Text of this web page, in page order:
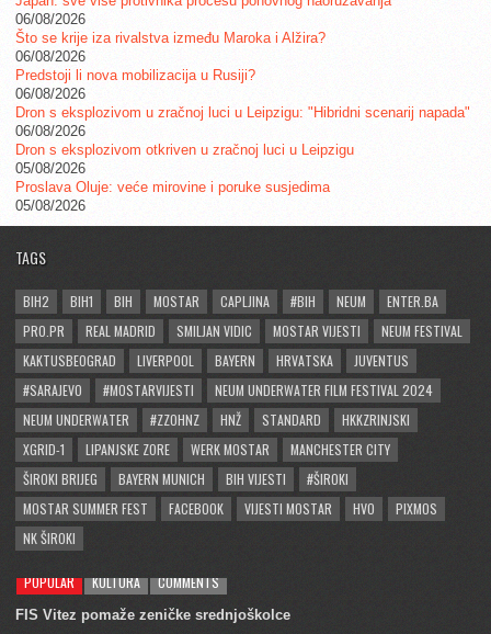
06/08/2026
Što se krije iza rivalstva između Maroka i Alžira?
06/08/2026
Predstoji li nova mobilizacija u Rusiji?
06/08/2026
Dron s eksplozivom u zračnoj luci u Leipzigu: "Hibridni scenarij napada"
06/08/2026
Dron s eksplozivom otkriven u zračnoj luci u Leipzigu
05/08/2026
Proslava Oluje: veće mirovine i poruke susjedima
05/08/2026
TAGS
BIH2 BIH1 BIH MOSTAR CAPLJINA #BIH NEUM
ENTER.BA
PRO.PR
REAL MADRID SMILJAN VIDIC MOSTAR VIJESTI
NEUM FESTIVAL
KAKTUSBEOGRAD
LIVERPOOL BAYERN HRVATSKA
JUVENTUS
#SARAJEVO
#MOSTARVIJESTI
NEUM UNDERWATER FILM FESTIVAL 2024
NEUM UNDERWATER
#ZZOHNZ HNŽ STANDARD
HKKZRINJSKI
XGRID-1
LIPANJSKE ZORE WERK MOSTAR
MANCHESTER CITY
ŠIROKI BRIJEG
BAYERN MUNICH BIH VIJESTI
#ŠIROKI
MOSTAR SUMMER FEST
FACEBOOK VIJESTI MOSTAR HVO
PIXMOS
NK ŠIROKI
POPULAR KULTURA COMMENTS
FIS Vitez pomaže zeničke srednjoškolce